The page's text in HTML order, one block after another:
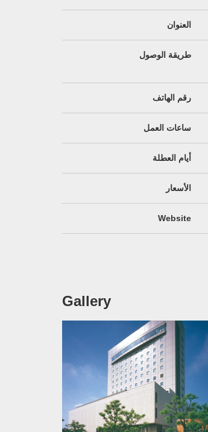
العنوان
طريقة الوصول
رقم الهاتف
ساعات العمل
أيام العطلة
الأسعار
Website
Gallery